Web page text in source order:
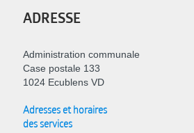
ADRESSE
Administration communale
Case postale 133
1024 Ecublens VD
Adresses et horaires
des services